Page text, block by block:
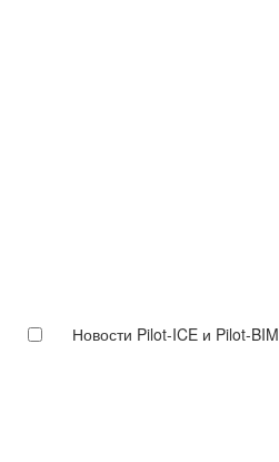
Новости Pilot-ICE и Pilot-BIM